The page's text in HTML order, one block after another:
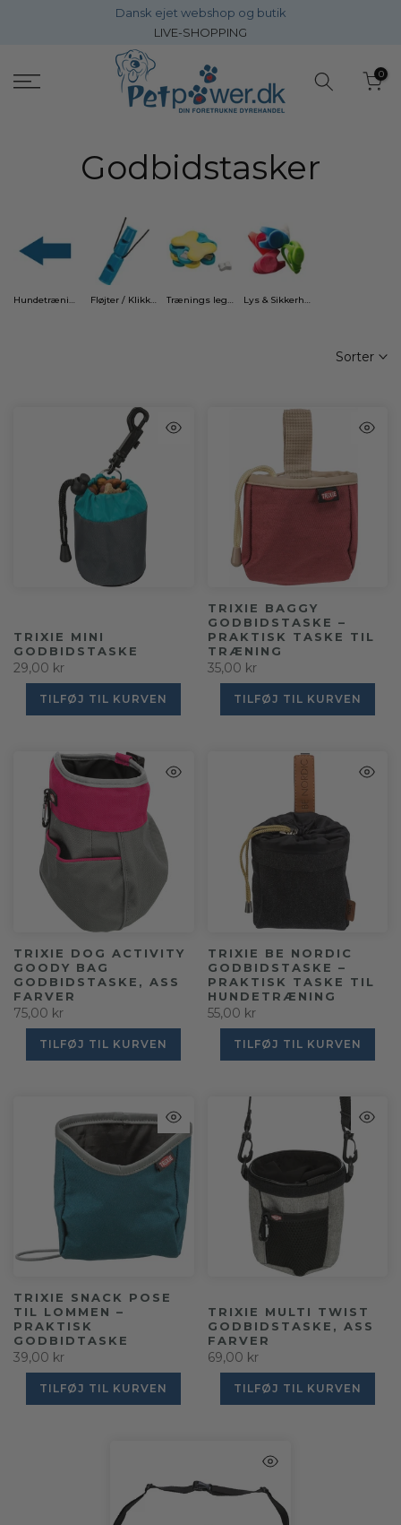
inholdet
Dansk ejet webshop og butik
LIVE-SHOPPING
0
Godbidstasker
Fløjter / Klikker og Træningsliner
Sorter
TRIXIE MINI
GODBIDSTASKE
29,00 kr
TILFØJ TIL KURVEN
TRIXIE BAGGY
GODBIDSTASKE –
PRAKTISK TASKE TIL
TRÆNING
35,00 kr
TILFØJ TIL KURVEN
TRIXIE DOG ACTIVITY
GOODY BAG
GODBIDSTASKE, ASS
FARVER
75,00 kr
TILFØJ TIL KURVEN
TRIXIE BE NORDIC
GODBIDSTASKE –
PRAKTISK TASKE TIL
HUNDETRÆNING
55,00 kr
TILFØJ TIL KURVEN
TRIXIE SNACK POSE
TIL LOMMEN –
PRAKTISK
GODBIDTASKE
39,00 kr
TILFØJ TIL KURVEN
TRIXIE MULTI TWIST
GODBIDSTASKE, ASS
FARVER
69,00 kr
TILFØJ TIL KURVEN